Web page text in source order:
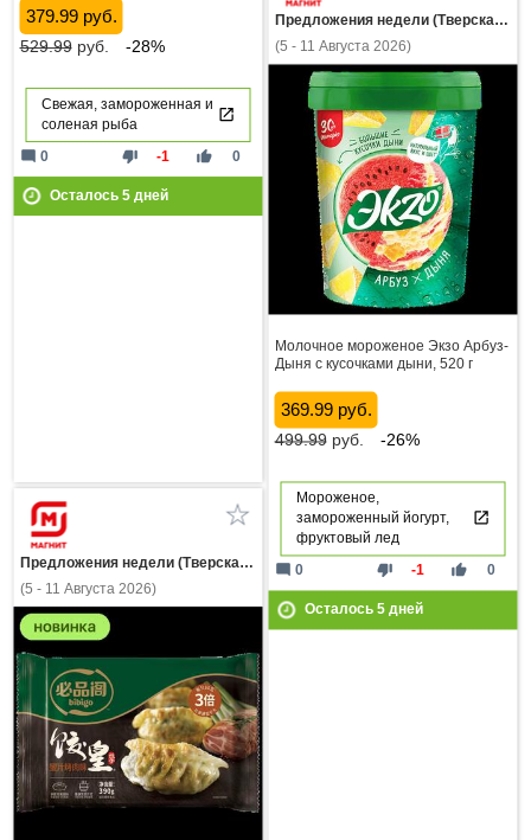
379.99 руб.
529.99руб. -28%
Свежая, замороженная и
соленая рыба
thumb_down -1 thumb_up 0
mode_comment 0
Осталось 5дней
Предложения недели (Тверская область)
(5 - 11 Августа 2026)
Молочное мороженое Экзо Арбуз-
Дыня с кусочками дыни, 520 г
369.99 руб.
499.99руб. -26%
Мороженое,
замороженный йогурт,
фруктовый лед
thumb_down -1 thumb_up 0
mode_comment 0
Осталось 5дней
Предложения недели (Тверская область)
(5 - 11 Августа 2026)